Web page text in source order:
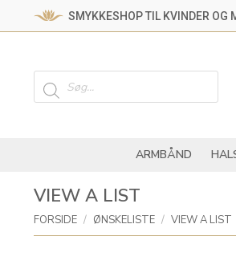
SMYKKESHOP TIL KVINDER OG
search
ARMBÅND
VIEW A LIST
You are here:
FORSIDE ØNSKELISTE VIEW A LIST